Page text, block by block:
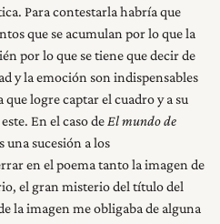
Para contestarla habría que
que se acumulan por lo que la
por lo que se tiene que decir de
y la emoción son indispensables
logre captar el cuadro y a su
En el caso de El mundo de
una sucesión a los
en el poema tanto la imagen de
el gran misterio del título del
la imagen me obligaba de alguna